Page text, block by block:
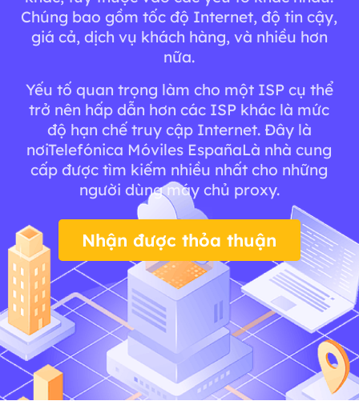
Chúng bao gồm tốc độ Internet, độ tin cậy,
giá cả, dịch vụ khách hàng, và nhiều hơn
nữa.
Yếu tố quan trọng làm cho một ISP cụ thể
trở nên hấp dẫn hơn các ISP khác là mức
độ hạn chế truy cập Internet. Đây là
nơiTelefónica Móviles EspañaLà nhà cung
cấp được tìm kiếm nhiều nhất cho những
người dùng máy chủ proxy.
Nhận được thỏa thuận